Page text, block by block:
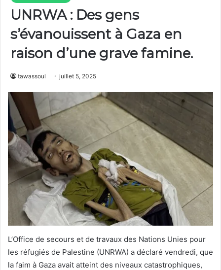
UNRWA : Des gens
s’évanouissent à Gaza en
raison d’une grave famine.
tawassoul juillet 5, 2025
L’Office de secours et de travaux des Nations Unies pour
les réfugiés de Palestine (UNRWA) a déclaré vendredi, que
la faim à Gaza avait atteint des niveaux catastrophiques,